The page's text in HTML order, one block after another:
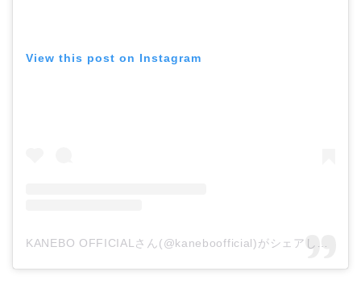
View this post on Instagram
KANEBO OFFICIALさん(@kaneboofficial)がシェアした投稿